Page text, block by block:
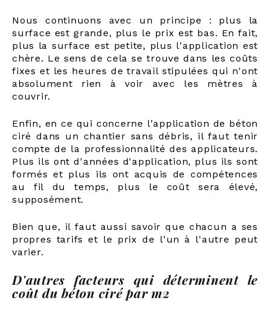
Nous continuons avec un principe : plus la
surface est grande, plus le prix est bas. En fait,
plus la surface est petite, plus l'application est
chère. Le sens de cela se trouve dans les coûts
fixes et les heures de travail stipulées qui n'ont
absolument rien à voir avec les mètres à
couvrir.
Enfin, en ce qui concerne l'application de béton
ciré dans un chantier sans débris, il faut tenir
compte de la professionnalité des applicateurs.
Plus ils ont d'années d'application, plus ils sont
formés et plus ils ont acquis de compétences
au fil du temps, plus le coût sera élevé,
supposément.
Bien que, il faut aussi savoir que chacun a ses
propres tarifs et le prix de l'un à l'autre peut
varier.
D'autres facteurs qui déterminent le
coût du béton ciré par m2